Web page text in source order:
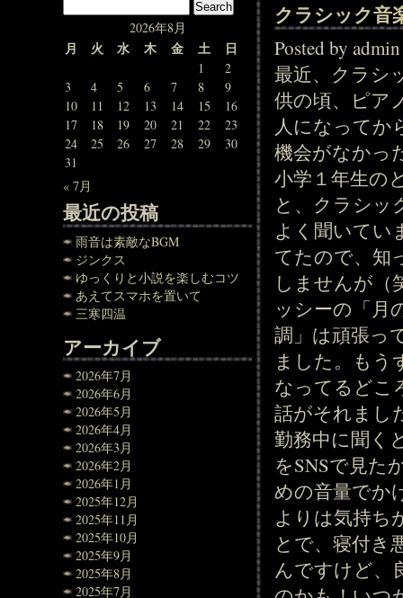
2026年8月
月 火 水 木 金 土 日
1
2
3
4 5 6 7 8
9
10
11 12 13 14 15
16
17
18 19 20 21 22
23
24
25 26 27 28 29
30
31
« 7月
最近の投稿
雨音は素敵なBGM
ジンクス
ゆっくりと小説を楽しむコツ
あえてスマホを置いて
三寒四温
アーカイブ
2026年7月
2026年6月
2026年5月
2026年4月
2026年3月
2026年2月
2026年1月
2025年12月
2025年11月
2025年10月
2025年9月
2025年8月
2025年7月
クラシック音
Posted by
最近、クラシ
供の頃、ピア
人になってか
機会がなかっ
小学１年生の
と、クラシッ
よく聞いてい
てたので、知
しませんが（
ッシーの「月
調」は頑張っ
ました。もう
なってるどこ
話がそれまし
勤務中に聞く
をSNSで見た
めの音量でか
よりは気持ち
とで、寝付き
んですけど、